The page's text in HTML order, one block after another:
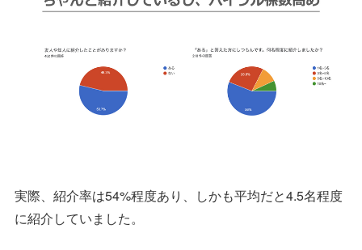
実際、紹介率は54%程度あり、しかも平均だと4.5名程度
に紹介していました。